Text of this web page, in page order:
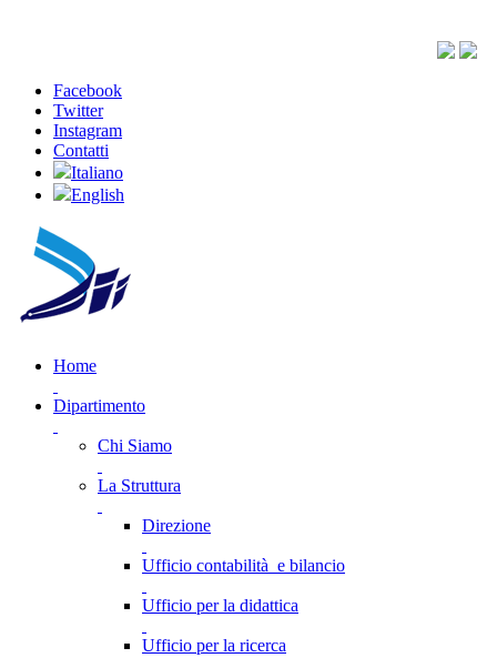
Facebook
Twitter
Instagram
Contatti
Italiano
English
Home
Dipartimento
Chi Siamo
La Struttura
Direzione
Ufficio contabilità e bilancio
Ufficio per la didattica
Ufficio per la ricerca